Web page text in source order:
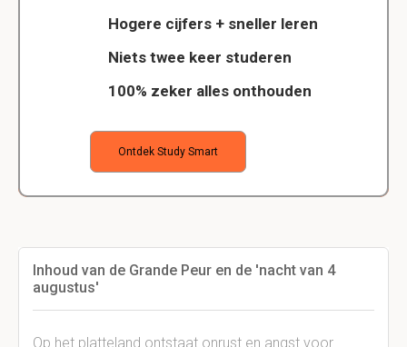
Hogere cijfers + sneller leren
Niets twee keer studeren
100% zeker alles onthouden
Ontdek Study Smart
Inhoud van de Grande Peur en de 'nacht van 4
augustus'
Op het platteland ontstaat onrust en angst voor